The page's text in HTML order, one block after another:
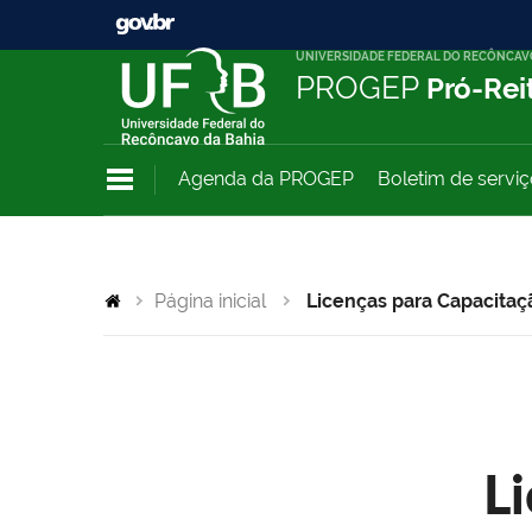
UNIVERSIDADE FEDERAL DO
PROGEP Pró-
Agenda da PROGEP Boletim de
Página inicial Licenças para